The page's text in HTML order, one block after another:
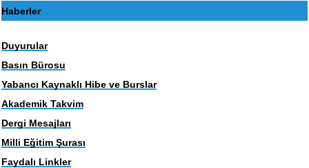
Haberler
Duyurular
Basın Bürosu
Yabancı Kaynaklı Hibe ve Burslar
Akademik Takvim
Dergi Mesajları
Milli Eğitim Şurası
Faydalı Linkler